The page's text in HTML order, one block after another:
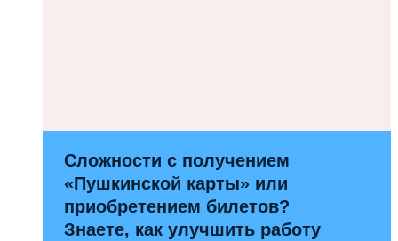
Сложности с получением
«Пушкинской карты» или
приобретением билетов?
Знаете, как улучшить работу